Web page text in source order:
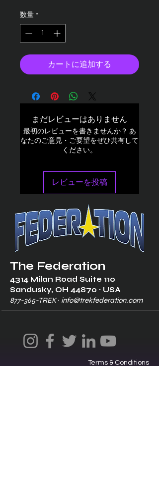
数量 *
カートに追加する
まだレビューはありません
最初のレビューを書きませんか？ あ
なたのご意見・ご要望をぜひ共有して
ください。
レビューを投稿
The Federation
4314 Milan Road Suite 110
Sandusky, OH 44870 ∙ USA
877-365-TREK ∙ info@trekfederation.com
Terms & Conditions